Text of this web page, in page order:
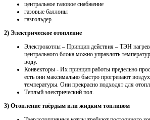
центральное газовое снабжение
газовые баллоны
газгольдер.
2) Электрическое отопление
Электрокотлы – Принцип действия – ТЭН
центрального блока можно управлять
воду.
Конвекторы - Их принцип работы предельно
есть они максимально быстро прогревают
температуры. Они прекрасно подходят для
Теплый электрический пол.
3) Отопление твёрдым или жидким топливом